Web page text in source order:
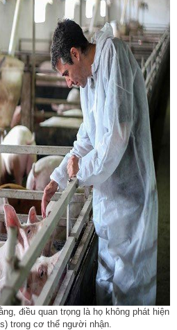
điều quan trọng là họ không phát hiện
trong cơ thể người nhận.